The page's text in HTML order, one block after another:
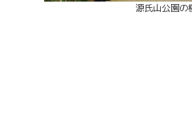
源氏山公園の